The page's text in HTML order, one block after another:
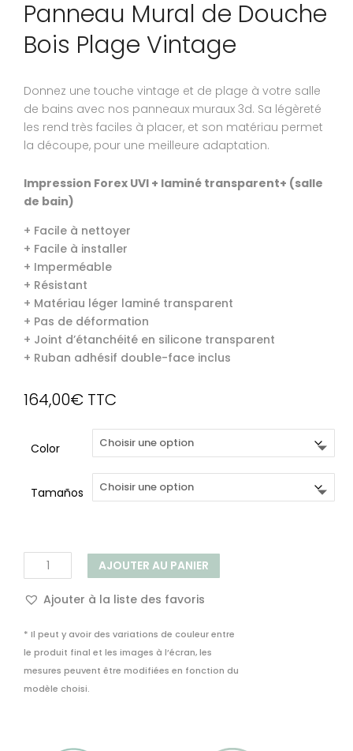
Panneau Mural de Douche
Bois Plage Vintage
Donnez une touche vintage et de plage à votre salle
de bains avec nos panneaux muraux 3d. Sa légèreté
les rend très faciles à placer, et son matériau permet
la découpe, pour une meilleure adaptation.
Impression Forex UVI + laminé transparent+ (salle
de bain)
+ Facile à nettoyer
+ Facile à installer
+ Imperméable
+ Résistant
+ Matériau léger laminé transparent
+ Pas de déformation
+ Joint d’étanchéité en silicone transparent
+ Ruban adhésif double-face inclus
164,00€ TTC
Color
Tamaños
quantité
de
Panneau
de
Douche
Bois
Plage
AJOUTER AU PANIER
Ajouter à la liste des favoris
* Il peut y avoir des variations de couleur entre
le produit final et les images à l’écran, les
mesures peuvent être modifiées en fonction du
modèle choisi.